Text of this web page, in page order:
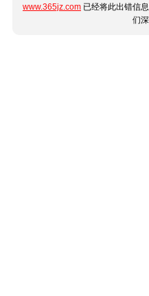
www.365jz.com 已经将此出错信
们